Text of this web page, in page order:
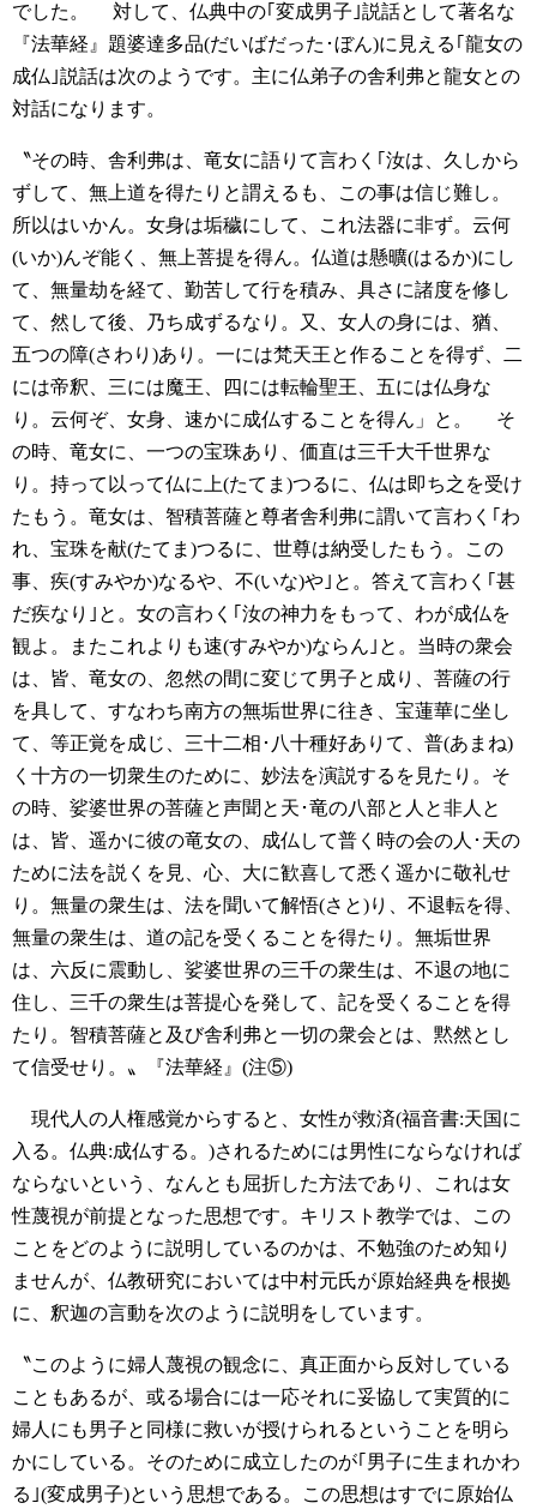
でした。
対して、仏典中の｢変成男子｣説話として著名な
『法華経』題婆達多品(だいばだった･ぼん)に見える｢龍女の
成仏｣説話は次のようです。主に仏弟子の舎利弗と龍女との
対話になります。
〝その時、舎利弗は、竜女に語りて言わく｢汝は、久しから
ずして、無上道を得たりと謂えるも、この事は信じ難し。
所以はいかん。女身は垢穢にして、これ法器に非ず。云何
(いか)んぞ能く、無上菩提を得ん。仏道は懸曠(はるか)にし
て、無量劫を経て、勤苦して行を積み、具さに諸度を修し
て、然して後、乃ち成ずるなり。又、女人の身には、猶、
五つの障(さわり)あり。一には梵天王と作ることを得ず、二
には帝釈、三には魔王、四には転輪聖王、五には仏身な
り。云何ぞ、女身、速かに成仏することを得ん」と。
そ
の時、竜女に、一つの宝珠あり、価直は三千大千世界な
り。持って以って仏に上(たてま)つるに、仏は即ち之を受け
たもう。竜女は、智積菩薩と尊者舎利弗に謂いて言わく｢わ
れ、宝珠を献(たてま)つるに、世尊は納受したもう。この
事、疾(すみやか)なるや、不(いな)や｣と。答えて言わく｢甚
だ疾なり｣と。女の言わく｢汝の神力をもって、わが成仏を
観よ。またこれよりも速(すみやか)ならん｣と。当時の衆会
は、皆、竜女の、忽然の間に変じて男子と成り、菩薩の行
を具して、すなわち南方の無垢世界に往き、宝蓮華に坐し
て、等正覚を成じ、三十二相･八十種好ありて、普(あまね)
く十方の一切衆生のために、妙法を演説するを見たり。そ
の時、娑婆世界の菩薩と声聞と天･竜の八部と人と非人と
は、皆、遥かに彼の竜女の、成仏して普く時の会の人･天の
ために法を説くを見、心、大に歓喜して悉く遥かに敬礼せ
り。無量の衆生は、法を聞いて解悟(さと)り、不退転を得、
無量の衆生は、道の記を受くることを得たり。無垢世界
は、六反に震動し、娑婆世界の三千の衆生は、不退の地に
住し、三千の衆生は菩提心を発して、記を受くることを得
たり。智積菩薩と及び舎利弗と一切の衆会とは、黙然とし
て信受せり。〟『法華経』(注⑤)
現代人の人権感覚からすると、女性が救済(福音書:天国に
入る。仏典:成仏する。)されるためには男性にならなければ
ならないという、なんとも屈折した方法であり、これは女
性蔑視が前提となった思想です。キリスト教学では、この
ことをどのように説明しているのかは、不勉強のため知り
ませんが、仏教研究においては中村元氏が原始経典を根拠
に、釈迦の言動を次のように説明をしています。
〝このように婦人蔑視の観念に、真正面から反対している
こともあるが、或る場合には一応それに妥協して実質的に
婦人にも男子と同様に救いが授けられるということを明ら
かにしている。そのために成立したのが｢男子に生まれかわ
る｣(変成男子)という思想である。この思想はすでに原始仏